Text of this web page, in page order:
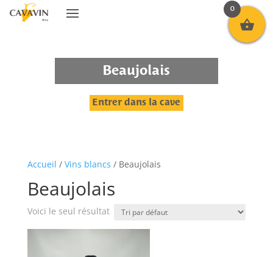
Beaujolais
Entrer dans la cave
Accueil / Vins blancs / Beaujolais
Beaujolais
Voici le seul résultat
0